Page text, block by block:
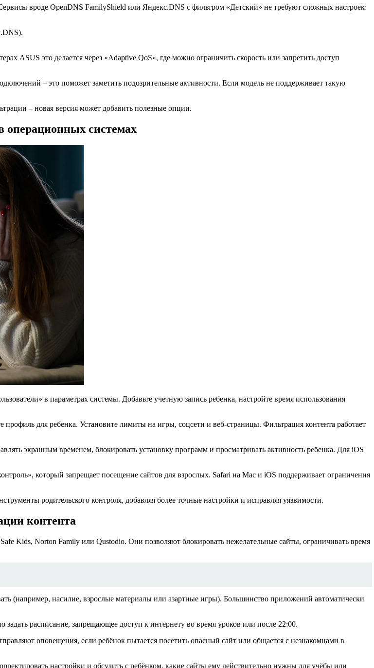
вроде OpenDNS FamilyShield или Яндекс.DNS с фильтром «Детский» не требуют сложных настроек:
ASUS это делается через «Adaptive QoS», где можно ограничить скорость или запретить доступ
– это поможет заметить подозрительные активности. Если модель не поддерживает такую
– новая версия может добавить полезные опции.
операционных системах
в параметрах системы. Добавьте учетную запись ребенка, настройте время использования
профиль для ребенка. Установите лимиты на игры, соцсети и веб-страницы. Фильтрация контента работает
экранным временем, блокировать установку программ и просматривать активность ребенка. Для iOS
который запрещает посещение сайтов для взрослых. Safari на Mac и iOS поддерживает ограничения
родительского контроля, добавляя более точные настройки и исправляя уязвимости.
контента
Kids, Norton Family или Qustodio. Они позволяют блокировать нежелательные сайты, ограничивать время
(например, насилие, взрослые материалы или азартные игры). Большинство приложений автоматически
расписание, запрещающее доступ к интернету во время уроков или после 22:00.
оповещения, если ребёнок пытается посетить опасный сайт или общается с незнакомцами в
настройки и обсудить с ребёнком, какие сайты ему действительно нужны для учёбы или